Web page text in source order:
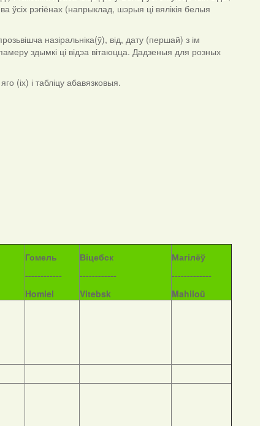
ўсіх рэгіёнах (напрыклад, шэрыя ці вялікія белыя
назіральніка(ў), від, дату (першай) з ім
здымкі ці відэа вітаюцца. Дадзеныя для розных
(іх) і табліцу абавязковыя.
Гомель
------------
Homiel
Віцебск
------------
Vitebsk
Магілёў
-------------
Mahiloŭ